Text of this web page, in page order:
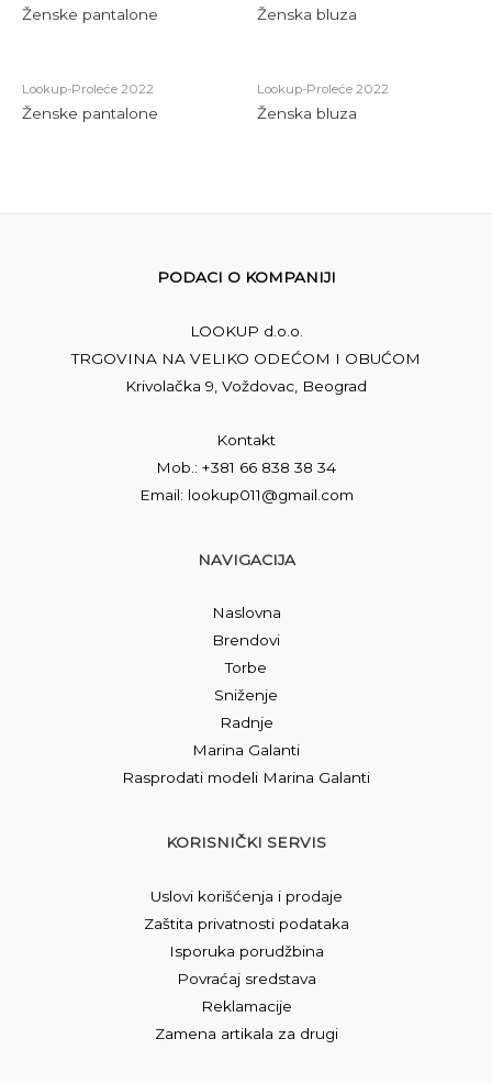
Ženske pantalone Ženska bluza
Lookup-Proleće 2022
Ženske pantalone
Lookup-Proleće 2022
Ženska bluza
PODACI O KOMPANIJI
LOOKUP d.o.o.
TRGOVINA NA VELIKO ODEĆOM I OBUĆOM
Krivolačka 9, Voždovac, Beograd
Kontakt
Mob.: +381 66 838 38 34
Email: lookup011@gmail.com
NAVIGACIJA
Naslovna
Brendovi
Torbe
Sniženje
Radnje
Marina Galanti
Rasprodati modeli Marina Galanti
KORISNIČKI SERVIS
Uslovi korišćenja i prodaje
Zaštita privatnosti podataka
Isporuka porudžbina
Povraćaj sredstava
Reklamacije
Zamena artikala za drugi